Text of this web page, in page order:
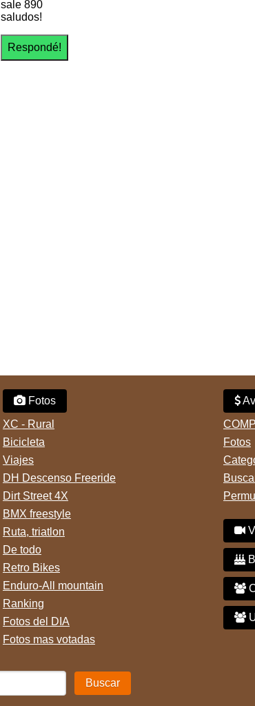
sale 890
saludos!
Fotos
XC - Rural
Bicicleta
Viajes
DH Descenso Freeride
Dirt Street 4X
BMX freestyle
Ruta, triatlon
De todo
Retro Bikes
Enduro-All mountain
Ranking
Fotos del DIA
Fotos mas votadas
Fotos
Buscar